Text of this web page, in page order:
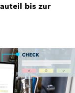
bis zur